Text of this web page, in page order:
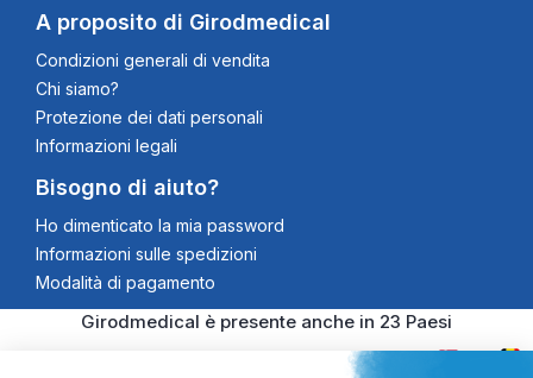
A proposito di Girodmedical
Condizioni generali di vendita
Chi siamo?
Protezione dei dati personali
Informazioni legali
Bisogno di aiuto?
Ho dimenticato la mia password
Informazioni sulle spedizioni
Modalità di pagamento
Girodmedical è presente anche in 23 Paesi